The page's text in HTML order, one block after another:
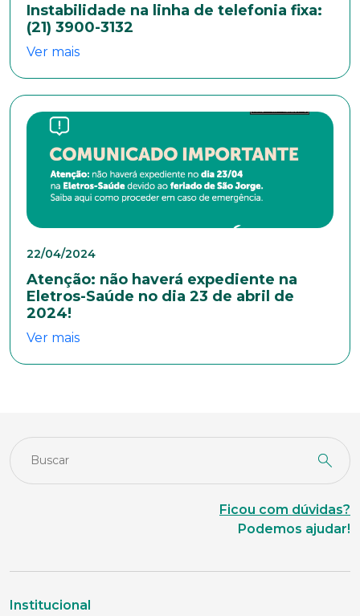
Instabilidade na linha de telefonia fixa:
(21) 3900-3132
Ver mais
22/04/2024
Atenção: não haverá expediente na
Eletros-Saúde no dia 23 de abril de
2024!
Ver mais
Ficou com dúvidas?
Podemos ajudar!
Institucional
Sexo
Masculino
Feminino
Anexar currículo*